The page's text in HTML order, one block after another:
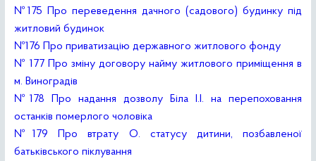
№175 Про переведення дачного (садового) будинку під
житловий будинок
№176 Про приватизацію державного житлового фонду
№ 177 Про зміну договору найму житлового приміщення в
м. Виноградів
№178 Про надання дозволу Біла І.І. на перепоховання
останків померлого чоловіка
№179 Про втрату О. статусу дитини, позбавленої
батьківського піклування